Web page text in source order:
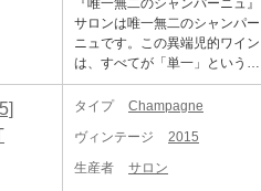
ェ村で選定した19の小規模な区
画で栽培されたブドウが使用さ
れています。 複雑な味わいと繊
サロンは通常10年の間セラーで
ュマン（澱抜き）が行われた後
もさらなる熟成は可能であり、
気泡こそ弱くなるものの、ヘー
産されたヴィンテージの数が、
わずか37。これはワイン界では
異例の数といえるでしょう。 19
05年、ブラン・ド・ブランが誕
生します。サロンのシャンパー
ニュは、たちまち流行最先端の
スポットに登場します。ベル・
エポック時代に大繁盛していた
レストラン「マキシム」を筆頭
ィンテージであることが主流で
すが、サロンには必ずヴィンテ
ージが入り、その上ブドウが最
【稀少性と特性】 サロンの方針
によって、これまでに瓶詰めさ
ンテージが、メニルのセラーで
『唯一無二のシャンパーニュ』
サロンは唯一無二のシャンパー
ニュです。この異端児的ワイン
は、すべてが「単一」という枠
の中で誕生しました。エメ・サ
ロンというひとりの男が夢見た
ワール（コート・デ・ブラン地
区）の単一のクリュ（メニル・
タイプ
Champagne
ヴィンテージ
2015
生産者
サロン